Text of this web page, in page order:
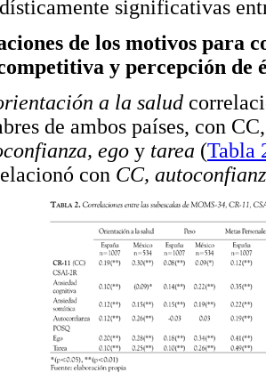
significativas
de los motivos para
y percepción de
a la salud
de ambos países, con
ego y tarea (Tabla
con CC,